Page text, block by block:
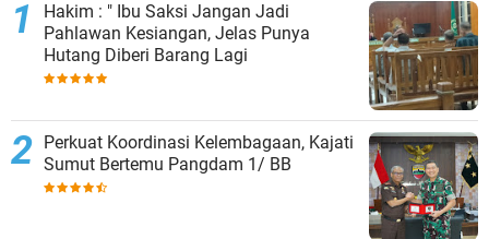
Hakim : " Ibu Saksi Jangan Jadi
Pahlawan Kesiangan, Jelas Punya
Hutang Diberi Barang Lagi
Perkuat Koordinasi Kelembagaan, Kajati
Sumut Bertemu Pangdam 1/ BB